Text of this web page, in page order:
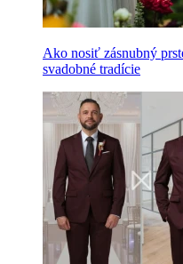
Ako nosiť zásnubný
svadobné tradície